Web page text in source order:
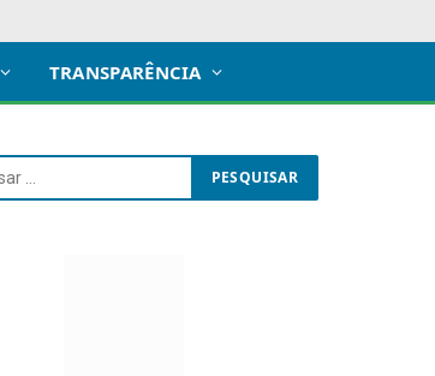
TRANSPARÊNCIA